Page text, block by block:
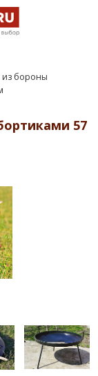
из бороны
57